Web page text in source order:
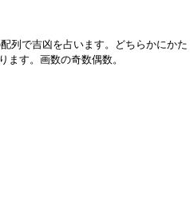
列で吉凶を占います。どちらかにかた
ます。画数の奇数偶数。